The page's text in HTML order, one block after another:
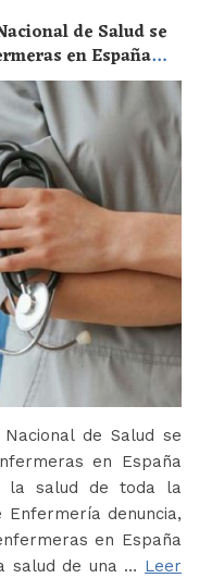
de Salud se
en España
de toda la
de Salud se
en España
la salud de toda la
denuncia,
en España
salud de una … Leer